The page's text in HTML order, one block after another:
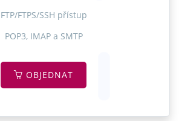
FTP/FTPS/SSH přístup
POP3, IMAP a SMTP
OBJEDNAT